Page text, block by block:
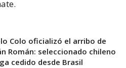
Colo oficializó el arribo de
Román: seleccionado chileno
cedido desde Brasil